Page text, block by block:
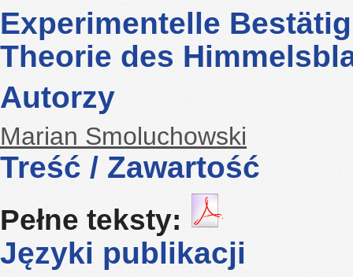
Experimentelle
Theorie des
Autorzy
Marian Smoluchowski
Treść / Zawartość
Pełne teksty:
Języki publikacji